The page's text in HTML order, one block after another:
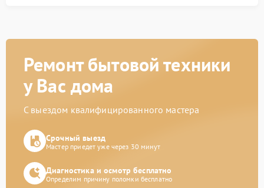
Ремонт бытовой техники
у Вас дома
С выездом квалифицированного мастера
Срочный выезд
Мастер приедет уже через 30 минут
Диагностика и осмотр бесплатно
Определим причину поломки бесплатно